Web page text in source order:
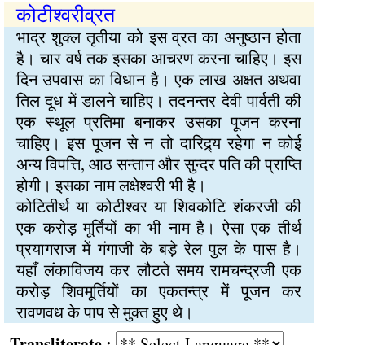
कोटीश्वरीव्रत
भाद्र शुक्ल तृतीया को इस व्रत का अनुष्ठान होता
है। चार वर्ष तक इसका आचरण करना चाहिए। इस
दिन उपवास का विधान है। एक लाख अक्षत अथवा
तिल दूध में डालने चाहिए। तदनन्तर देवी पार्वती की
एक स्थूल प्रतिमा बनाकर उसका पूजन करना
चाहिए। इस पूजन से न तो दारिद्र्य रहेगा न कोई
अन्य विपत्ति, आठ सन्तान और सुन्दर पति की प्राप्ति
होगी। इसका नाम लक्षेश्वरी भी है।
कोटितीर्थ या कोटीश्वर या शिवकोटि शंकरजी की
एक करोड़ मूर्तियों का भी नाम है। ऐसा एक तीर्थ
प्रयागराज में गंगाजी के बड़े रेल पुल के पास है।
यहाँ लंकाविजय कर लौटते समय रामचन्द्रजी एक
करोड़ शिवमूर्तियों का एकतन्त्र में पूजन कर
रावणवध के पाप से मुक्त हुए थे।